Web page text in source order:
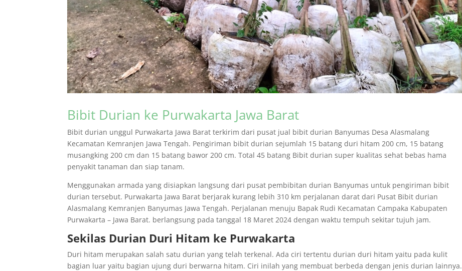
Bibit Durian ke Purwakarta Jawa Barat
Bibit durian unggul Purwakarta Jawa Barat terkirim dari pusat jual bibit durian Banyumas Desa Alasmalang
Kecamatan Kemranjen Jawa Tengah. Pengiriman bibit durian sejumlah 15 batang duri hitam 200 cm, 15 batang
musangking 200 cm dan 15 batang bawor 200 cm. Total 45 batang Bibit durian super kualitas sehat bebas hama
penyakit tanaman dan siap tanam.
Menggunakan armada yang disiapkan langsung dari pusat pembibitan durian Banyumas untuk pengiriman bibit
durian tersebut. Purwakarta Jawa Barat berjarak kurang lebih 310 km perjalanan darat dari Pusat Bibit durian
Alasmalang Kemranjen Banyumas Jawa Tengah. Perjalanan menuju Bapak Rudi Kecamatan Campaka Kabupaten
Purwakarta – Jawa Barat. berlangsung pada tanggal 18 Maret 2024 dengan waktu tempuh sekitar tujuh jam.
Sekilas Durian Duri Hitam ke Purwakarta
Duri hitam merupakan salah satu durian yang telah terkenal. Ada ciri tertentu durian duri hitam yaitu pada kulit
bagian luar yaitu bagian ujung duri berwarna hitam. Ciri inilah yang membuat berbeda dengan jenis durian lainnya.